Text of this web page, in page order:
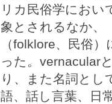
リカ民俗学におい
象とされるなか、
（folklore、民俗
った。vernacular
り、また名詞とし
語、話し言葉、日